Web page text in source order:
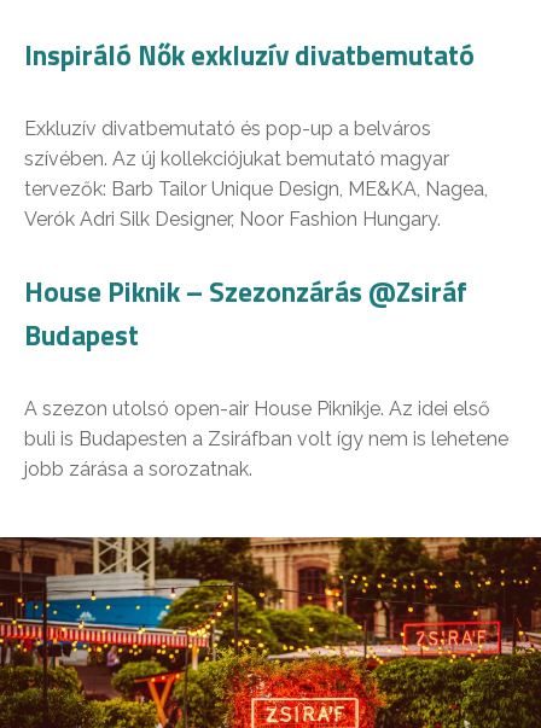
Inspiráló Nők exkluzív divatbemutató
Exkluzív divatbemutató és pop-up a belváros
szívében. Az új kollekciójukat bemutató magyar
tervezők: Barb Tailor Unique Design, ME&KA, Nagea,
Verók Adri Silk Designer, Noor Fashion Hungary.
House Piknik – Szezonzárás @Zsiráf
Budapest
A szezon utolsó open-air House Piknikje. Az idei első
buli is Budapesten a Zsiráfban volt így nem is lehetene
jobb zárása a sorozatnak.